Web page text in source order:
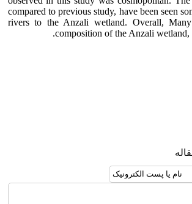
compared to previous study, have been seen
rivers to the Anzali wetland. Overall,
composition of the Anzali wetland,